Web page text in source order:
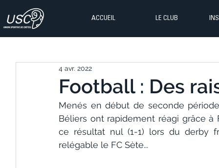
ACCUEIL LE CLUB
Football : Des
4 avr. 2022
Menés en début de seconde
Béliers ont rapidement réagi grâce à
ce résultat nul (1-1) lors du derby
relégable le FC Sète...